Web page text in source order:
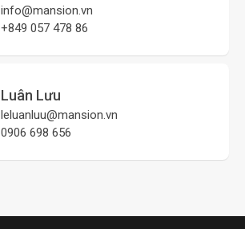
info@mansion.vn
+849 057 478 86
Luân Lưu
leluanluu@mansion.vn
0906 698 656